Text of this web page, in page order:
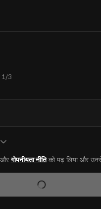
1/3
गोपनीयता नीतिको पढ़ लिया और